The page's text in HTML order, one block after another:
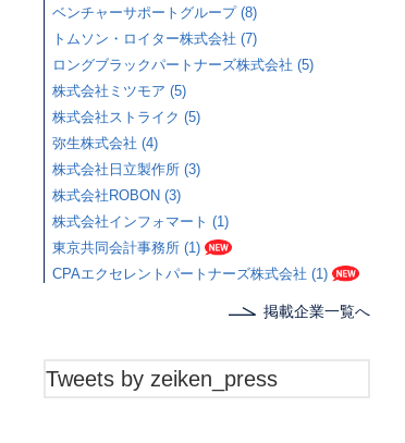
ベンチャーサポートグループ (8)
トムソン・ロイター株式会社 (7)
ロングブラックパートナーズ株式会社 (5)
株式会社ミツモア (5)
株式会社ストライク (5)
弥生株式会社 (4)
株式会社日立製作所 (3)
株式会社ROBON (3)
株式会社インフォマート (1)
東京共同会計事務所 (1)
CPAエクセレントパートナーズ株式会社 (1)
掲載企業一覧へ
Tweets by zeiken_press